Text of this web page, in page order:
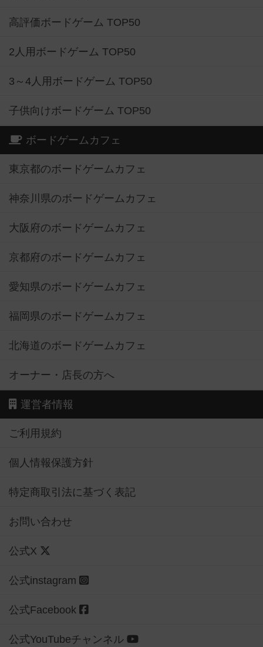
高評価ボードゲーム TOP50
2人用ボードゲーム TOP50
3～4人用ボードゲーム TOP50
子供向けボードゲーム TOP50
ボードゲームカフェ
東京都のボードゲームカフェ
神奈川県のボードゲームカフェ
大阪府のボードゲームカフェ
京都府のボードゲームカフェ
愛知県のボードゲームカフェ
福岡県のボードゲームカフェ
北海道のボードゲームカフェ
オーナー・店長の方へ
運営者情報
ご利用規約
個人情報保護方針
特定商取引法に基づく表記
お問い合わせ
公式X
公式instagram
公式Facebook
公式YouTubeチャンネル